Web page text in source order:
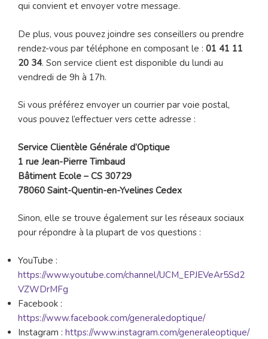
qui convient et envoyer votre message.
De plus, vous pouvez joindre ses conseillers ou prendre
rendez-vous par téléphone en composant le : 01 41 11
20 34. Son service client est disponible du lundi au
vendredi de 9h à 17h.
Si vous préférez envoyer un courrier par voie postal,
vous pouvez l’effectuer vers cette adresse :
Service Clientèle Générale d’Optique
1 rue Jean-Pierre Timbaud
Bâtiment Ecole – CS 30729
78060 Saint-Quentin-en-Yvelines Cedex
Sinon, elle se trouve également sur les réseaux sociaux
pour répondre à la plupart de vos questions :
YouTube :
https://www.youtube.com/channel/UCM_EPJEVeAr5Sd2
VZWDrMFg
Facebook :
https://www.facebook.com/generaledoptique/
Instagram : https://www.instagram.com/generaleoptique/